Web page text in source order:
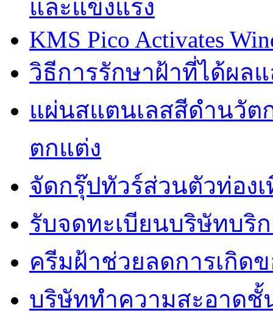
และแข็งแรง
KMS Pico Activates
วิธีการรักษาฝ้าที่ได้ผล
แผ่นสแตนเลสสีดำนวั
ตกแต่ง
จัดกรุ๊ปทัวร์ส่วนตัวท่อง
รับจดทะเบียนบริษัทบริ
ครีมฝ้าช่วยลดการเกิด
บริษัททำความสะอาด